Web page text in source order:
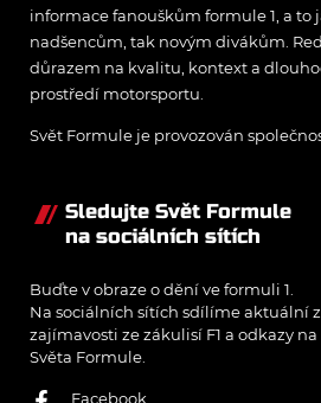
informace fanouškům formule 1, a to
nadšencům, tak novým divákům.
důrazem na kvalitu, kontext a
prostředí motorsportu.
Svět Formule je provozován
Sledujte Svět Formule
na sociálních sítích
Buďte v obraze o dění ve formuli 1.
Na sociálních sítích sdílíme aktuální
zajímavosti ze zákulisí F1 a odkazy
Světa Formule.
Facebook